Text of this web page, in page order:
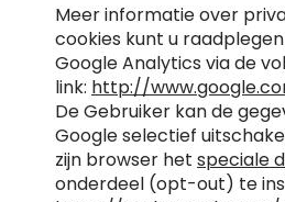
Meer informatie over
cookies kunt u
Google Analytics via de
link: http://
De Gebruiker kan de
Google selectief
zijn browser het speciale
onderdeel (opt-out) te